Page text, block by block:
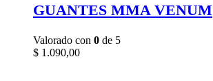
GUANTES MMA VENUM
Valorado con 0 de 5
$ 1.090,00